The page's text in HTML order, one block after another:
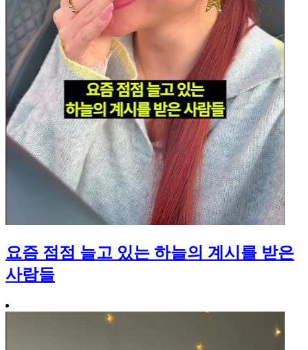
요즘 점점 늘고 있는 하늘의 계시를 받은
사람들